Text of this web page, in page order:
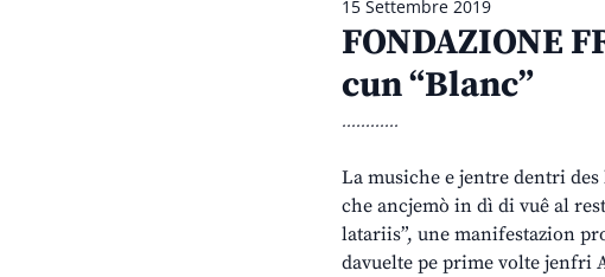
15 Settembre 2019
FONDAZIONE
cun “Blanc”
............
La musiche e jentre dentri
che ancjemò in dì di vuê al
latariis”, une manifestazion
davuelte pe prime volte jenfri